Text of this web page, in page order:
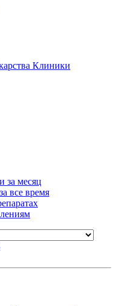
Клиники
за месяц
все время